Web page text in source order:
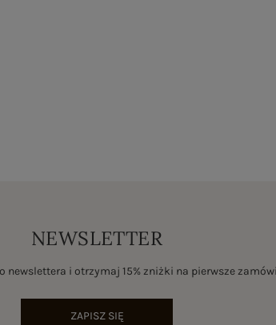
NEWSLETTER
newslettera i otrzymaj 15% zniżki na pierwsze
ZAPISZ SIĘ